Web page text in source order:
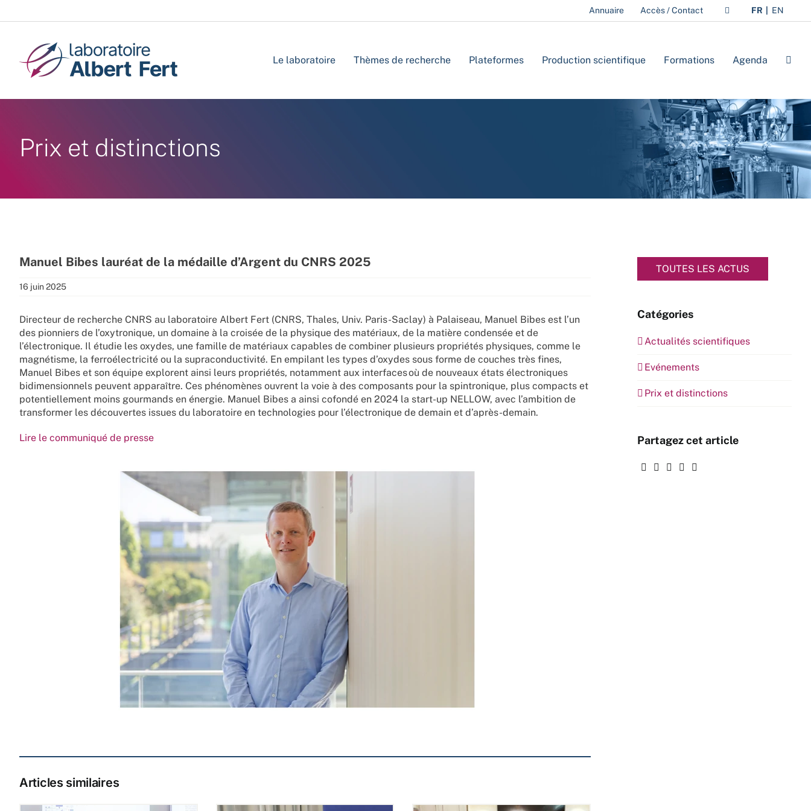
au
Annuaire Accès / Contact FR EN
Le laboratoire Thèmes de recherche Plateformes Production scientifique Formations Agenda
Prix et distinctions
Manuel Bibes lauréat de la médaille d’Argent du CNRS 2025
16 juin 2025
Directeur de recherche CNRS au laboratoire Albert Fert (CNRS, Thales, Univ. Paris-Saclay) à Palaiseau, Manuel Bibes est l’un
des pionniers de l’oxytronique, un domaine à la croisée de la physique des matériaux, de la matière condensée et de
l’électronique. Il étudie les oxydes, une famille de matériaux capables de combiner plusieurs propriétés physiques, comme le
magnétisme, la ferroélectricité ou la supraconductivité. En empilant les types d’oxydes sous forme de couches très fines,
Manuel Bibes et son équipe explorent ainsi leurs propriétés, notamment aux interfaces où de nouveaux états électroniques
bidimensionnels peuvent apparaître. Ces phénomènes ouvrent la voie à des composants pour la spintronique, plus compacts et
potentiellement moins gourmands en énergie. Manuel Bibes a ainsi cofondé en 2024 la start-up NELLOW, avec l’ambition de
transformer les découvertes issues du laboratoire en technologies pour l’électronique de demain et d’après-demain.
Lire le communiqué de presse
Articles similaires
TOUTES LES ACTUS
Catégories
Actualités scientifiques
Evénements
Prix et distinctions
Partagez cet article